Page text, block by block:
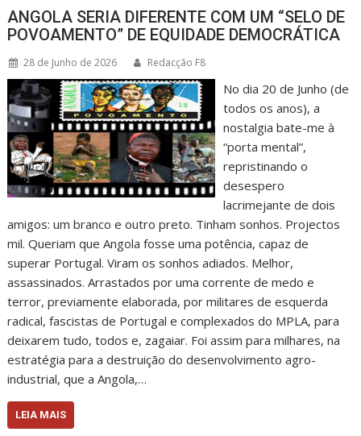
ANGOLA SERIA DIFERENTE COM UM “SELO DE
POVOAMENTO” DE EQUIDADE DEMOCRÁTICA
28 de Junho de 2026 Redacção F8
No dia 20 de Junho (de
todos os anos), a
nostalgia bate-me à
“porta mental”,
repristinando o
desespero
lacrimejante de dois
amigos: um branco e outro preto. Tinham sonhos. Projectos
mil. Queriam que Angola fosse uma potência, capaz de
superar Portugal. Viram os sonhos adiados. Melhor,
assassinados. Arrastados por uma corrente de medo e
terror, previamente elaborada, por militares de esquerda
radical, fascistas de Portugal e complexados do MPLA, para
deixarem tudo, todos e, zagaiar. Foi assim para milhares, na
estratégia para a destruição do desenvolvimento agro-
industrial, que a Angola,…
LEIA MAIS